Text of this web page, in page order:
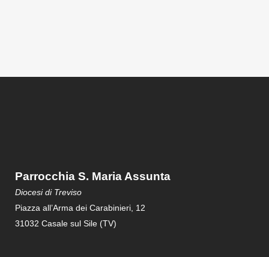
Parrocchia S. Maria Assunta
Diocesi di Treviso
Piazza all’Arma dei Carabinieri, 12
31032 Casale sul Sile (TV)